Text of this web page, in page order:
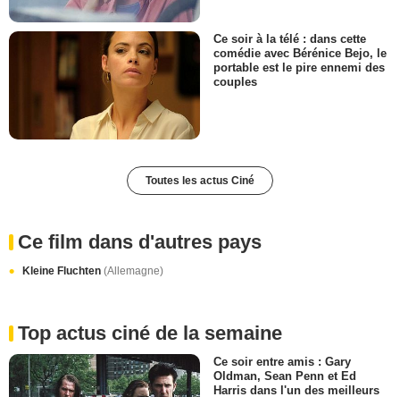
Ce soir à la télé : dans cette
comédie avec Bérénice Bejo, le
portable est le pire ennemi des
couples
Toutes les actus Ciné
Ce film dans d'autres pays
Kleine Fluchten (Allemagne)
Top actus ciné de la semaine
Ce soir entre amis : Gary
Oldman, Sean Penn et Ed
Harris dans l'un des meilleurs